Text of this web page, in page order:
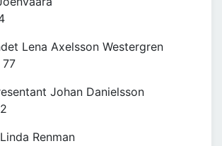
Lena Axelsson Westergren
Johan Danielsson
Renman